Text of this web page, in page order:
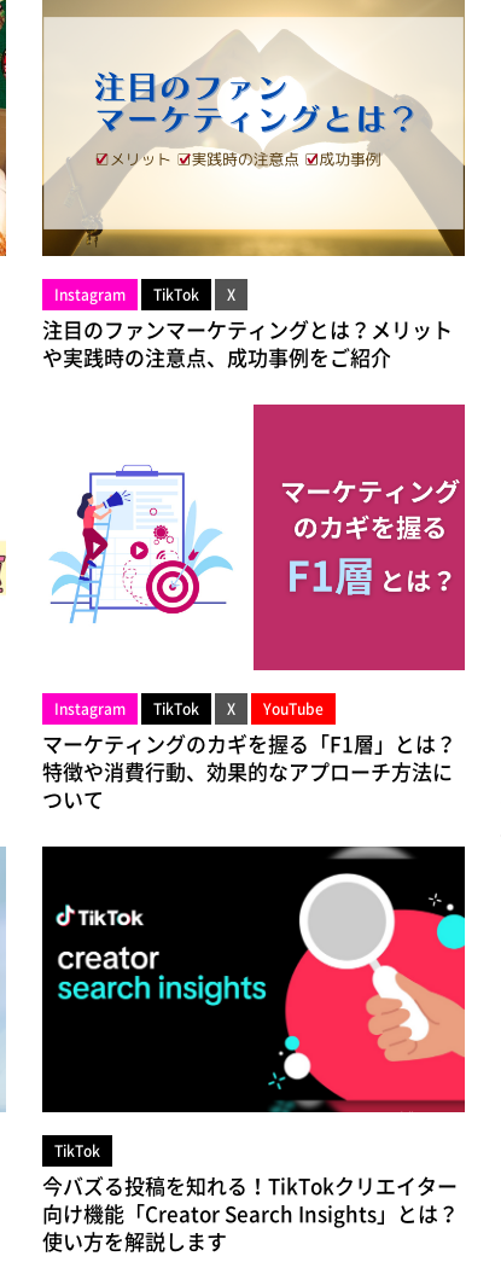
Instagram TikTok X
注目のファンマーケティングとは？メリット
や実践時の注意点、成功事例をご紹介
Instagram TikTok X YouTube
マーケティングのカギを握る「F1層」とは？
特徴や消費行動、効果的なアプローチ方法に
ついて
TikTok
今バズる投稿を知れる！TikTokクリエイター
向け機能「Creator Search Insights」とは？
使い方を解説します